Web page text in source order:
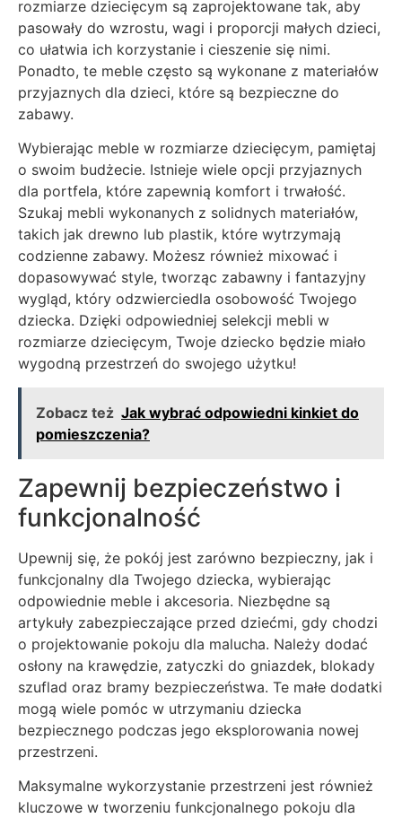
rozmiarze dziecięcym są zaprojektowane tak, aby
pasowały do wzrostu, wagi i proporcji małych dzieci,
co ułatwia ich korzystanie i cieszenie się nimi.
Ponadto, te meble często są wykonane z materiałów
przyjaznych dla dzieci, które są bezpieczne do
zabawy.
Wybierając meble w rozmiarze dziecięcym, pamiętaj
o swoim budżecie. Istnieje wiele opcji przyjaznych
dla portfela, które zapewnią komfort i trwałość.
Szukaj mebli wykonanych z solidnych materiałów,
takich jak drewno lub plastik, które wytrzymają
codzienne zabawy. Możesz również mixować i
dopasowywać style, tworząc zabawny i fantazyjny
wygląd, który odzwierciedla osobowość Twojego
dziecka. Dzięki odpowiedniej selekcji mebli w
rozmiarze dziecięcym, Twoje dziecko będzie miało
wygodną przestrzeń do swojego użytku!
Zobacz też Jak wybrać odpowiedni kinkiet do
pomieszczenia?
Zapewnij bezpieczeństwo i
funkcjonalność
Upewnij się, że pokój jest zarówno bezpieczny, jak i
funkcjonalny dla Twojego dziecka, wybierając
odpowiednie meble i akcesoria. Niezbędne są
artykuły zabezpieczające przed dziećmi, gdy chodzi
o projektowanie pokoju dla malucha. Należy dodać
osłony na krawędzie, zatyczki do gniazdek, blokady
szuflad oraz bramy bezpieczeństwa. Te małe dodatki
mogą wiele pomóc w utrzymaniu dziecka
bezpiecznego podczas jego eksplorowania nowej
przestrzeni.
Maksymalne wykorzystanie przestrzeni jest również
kluczowe w tworzeniu funkcjonalnego pokoju dla